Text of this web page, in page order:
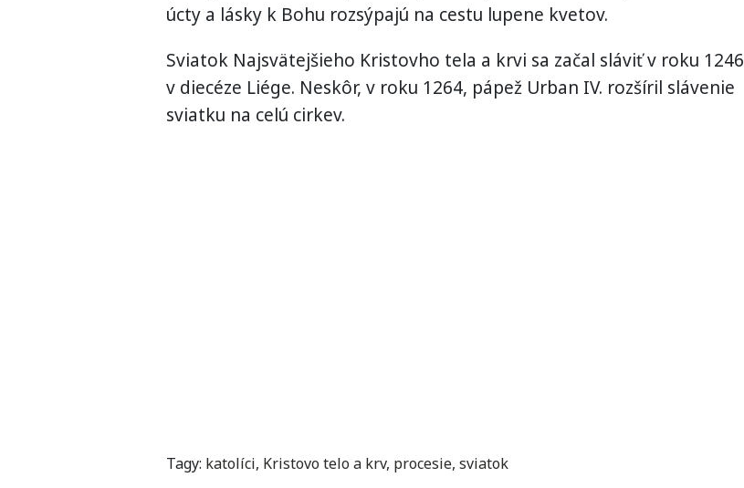
úcty a lásky k Bohu rozsýpajú na cestu lupene kvetov.
Sviatok Najsvätejšieho Kristovho tela a krvi sa začal sláviť v roku 1246
v diecéze Liége. Neskôr, v roku 1264, pápež Urban IV. rozšíril slávenie
sviatku na celú cirkev.
Tagy: katolíci, Kristovo telo a krv, procesie, sviatok